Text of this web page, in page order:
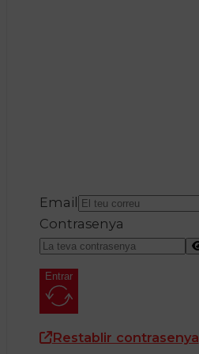
Email
Contrasenya
Entrar
Restablir contrasenya